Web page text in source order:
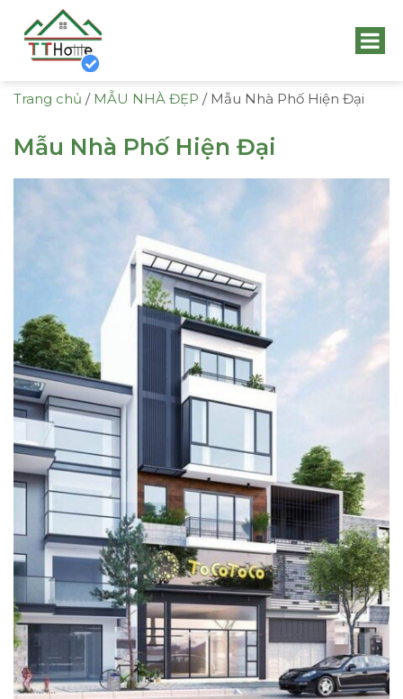
Trang chủ / MẪU NHÀ ĐẸP / Mẫu Nhà Phố Hiện Đại
Mẫu Nhà Phố Hiện Đại